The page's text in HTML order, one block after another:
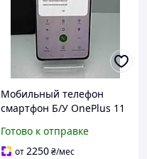
Мобильный телефон
смартфон Б/У OnePlus 11
Готово к отправке
от2250₴/мес